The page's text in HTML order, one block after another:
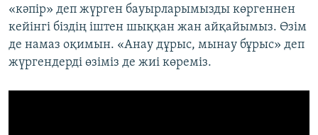
«кәпір» деп жүрген бауырларымызды көргеннен
кейінгі біздің іштен шыққан жан айқайымыз. Өзім
де намаз оқимын. «Анау дұрыс, мынау бұрыс» деп
жүргендерді өзіміз де жиі көреміз.